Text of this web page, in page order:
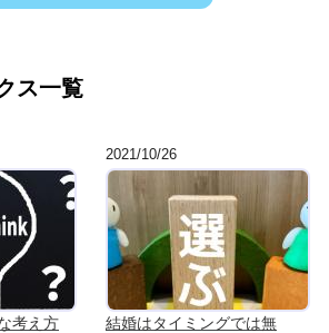
ス一覧
考え方
2021/10/26
結婚はタイミングでは無